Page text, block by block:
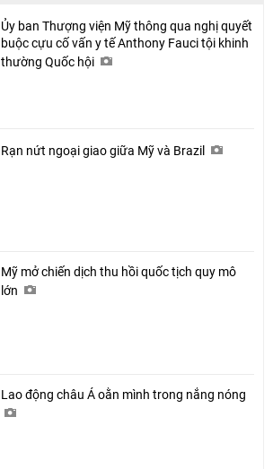
Ủy ban Thượng viện Mỹ thông qua nghị quyết
buộc cựu cố vấn y tế Anthony Fauci tội khinh
thường Quốc hội
Rạn nứt ngoại giao giữa Mỹ và Brazil
Mỹ mở chiến dịch thu hồi quốc tịch quy mô
lớn
Lao động châu Á oằn mình trong nắng nóng